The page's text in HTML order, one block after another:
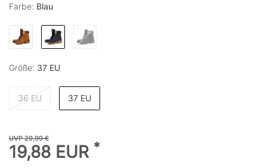
Farbe: Blau
Größe: 37 EU
36 EU 37 EU
UVP 29,99 €
19,88 EUR *